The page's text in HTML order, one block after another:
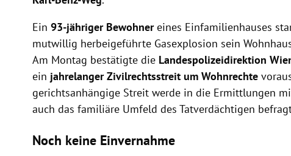
Ein93-jähriger Bewohnereines Einfamilienhauses
mutwillig herbeigeführte Gasexplosion sein
Am Montag bestätigte die Landespolizeidirektion
ein jahrelanger Zivilrechtsstreit um Wohnrechte
gerichtsanhängige Streit werde in die Ermittlungen
auch das familiäre Umfeld des Tatverdächtigen
Noch keine Einvernahme